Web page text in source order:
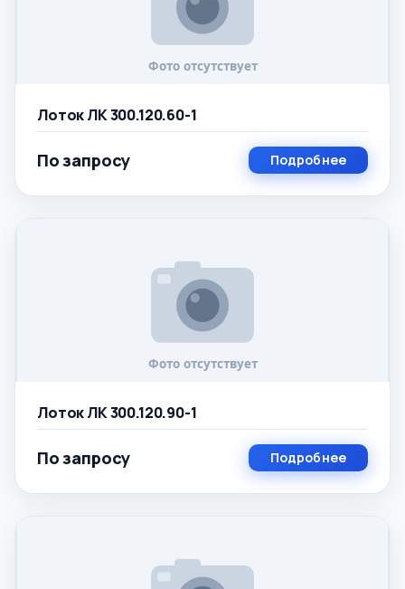
Лоток ЛК 300.120.60-1
По запросу Подробнее
Лоток ЛК 300.120.90-1
По запросу Подробнее